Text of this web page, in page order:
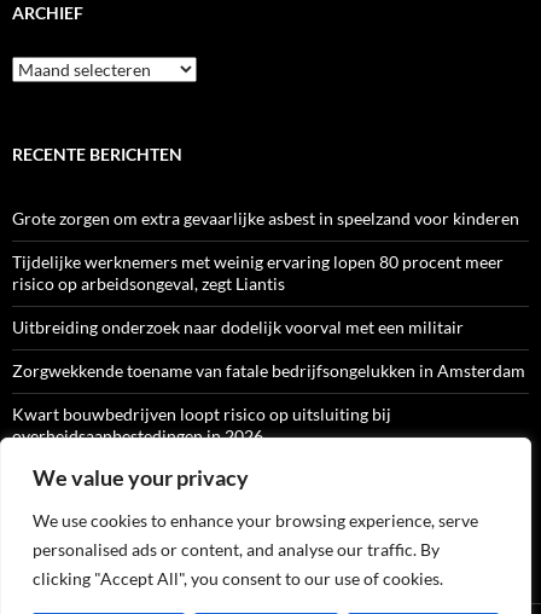
We value your privacy
We use cookies to enhance your browsing experience, serve
personalised ads or content, and analyse our traffic. By
clicking "Accept All", you consent to our use of cookies.
ARCHIEF
Archief
RECENTE BERICHTEN
Grote zorgen om extra gevaarlijke asbest in speelzand voor kinderen
Tijdelijke werknemers met weinig ervaring lopen 80 procent meer
risico op arbeidsongeval, zegt Liantis
Uitbreiding onderzoek naar dodelijk voorval met een militair
Zorgwekkende toename van fatale bedrijfsongelukken in Amsterdam
Kwart bouwbedrijven loopt risico op uitsluiting bij
overheidsaanbestedingen in 2026
ARBO-CATALOGI